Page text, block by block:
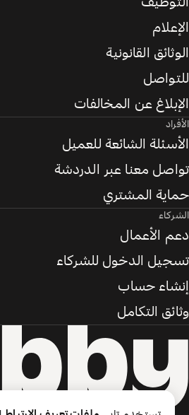
الإعلام
الوثائق القانونية
للتواصل
الإبلاغ عن المخالفات
الأفراد
الأسئلة الشائعة للعميل
تواصل معنا عبر الدردشة
حماية المشتري
الشركاء
دعم الأعمال
تسجيل الدخول للشركاء
إنشاء حساب
وثائق التكامل